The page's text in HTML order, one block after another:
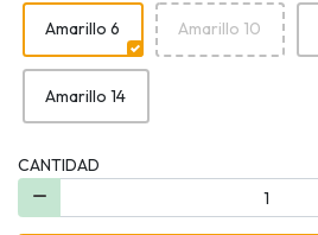
Amarillo 6 Amarillo 10
Amarillo 14
CANTIDAD